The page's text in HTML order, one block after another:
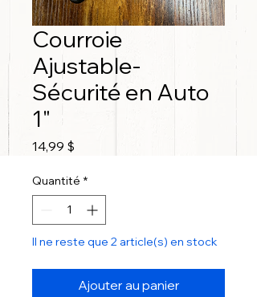
Courroie
Ajustable-
Sécurité en Auto
1"
14,99 $
Quantité *
Il ne reste que 2 article(s) en stock
Ajouter au panier